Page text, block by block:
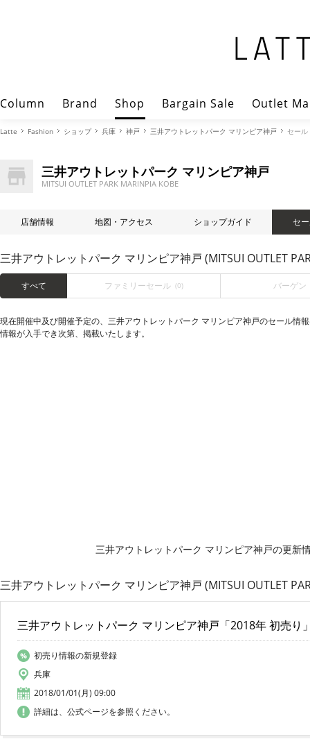
Column Brand Shop Bargain Sale Outlet
Latte Fashion ショップ 兵庫 神戸 三井アウトレットパーク マリンピア神戸 セール
三井アウトレットパーク マリンピア神戸
MITSUI OUTLET PARK MARINPIA KOBE
店舗情報 地図・アクセス ショップガイド セ
三井アウトレットパーク マリンピア神戸 (MITSUI OUTLET
すべて ファミリーセール (0) バーゲン
現在開催中及び開催予定の、三井アウトレットパーク マリンピア神戸のセール情
情報が入手でき次第、掲載いたします。
三井アウトレットパーク マリンピア神戸の更新
三井アウトレットパーク マリンピア神戸 (MITSUI OUTLET
三井アウトレットパーク マリンピア神戸「2018年 初売り
初売り情報の新規登録
兵庫
2018/01/01(月) 09:00
詳細は、公式ページを参照ください。